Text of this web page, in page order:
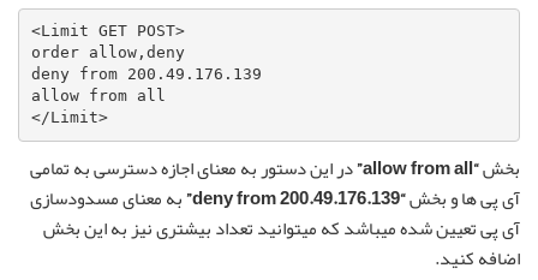
<Limit GET POST>
order allow,deny
deny from 200.49.176.139
allow from all
</Limit>
بخش“allow from all”
در این دستور به معنای اجازه دسترسی به تمامی
آی پی ها و بخش“deny from 200.49.176.139”
به معنای مسدودسازی
آی پی تعیین شده میباشد که میتوانید تعداد بیشتری نیز به این بخش
اضافه کنید.